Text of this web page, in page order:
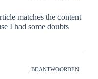
matches the content
I had some doubts
BEANTWOORDEN